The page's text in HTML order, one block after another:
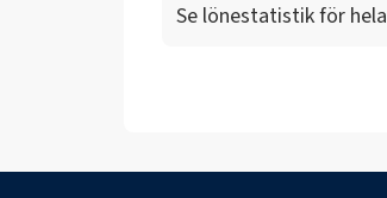
Se lönestatistik för hela